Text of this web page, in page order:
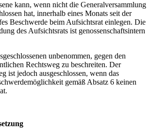
kann, wenn nicht die Generalversammlung
hat, innerhalb eines Monats seit der
Beschwerde beim Aufsichtsrat einlegen. Die
des Aufsichtsrats ist genossenschaftsintern
unbenommen, gegen den
Rechtsweg zu beschreiten. Der
ist jedoch ausgeschlossen, wenn das
gemäß Absatz 6 keinen